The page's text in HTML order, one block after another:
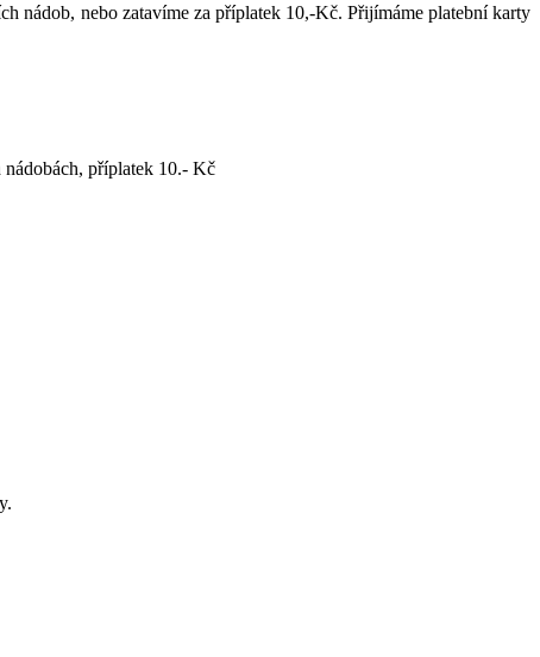
nádob, nebo zatavíme za příplatek 10,-Kč. Přijímáme platební karty
příplatek 10.- Kč